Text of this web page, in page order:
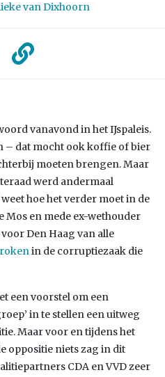
van Dixhoorn
vanavond in het IJspaleis.
– dat mocht ook koffie of bier
moeten brengen. Maar
werd andermaal
hoe het verder moet in de
Mos en mede ex-wethouder
Den Haag van alle
in de corruptiezaak die
een voorstel om een
in te stellen een uitweg
Maar voor en tijdens het
oppositie niets zag in dit
CDA en VVD zeer